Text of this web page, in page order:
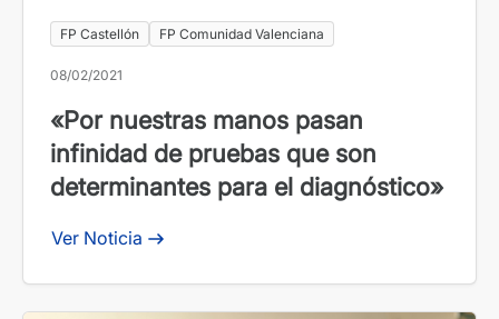
FP Castellón FP Comunidad Valenciana
08/02/2021
«Por nuestras manos pasan
infinidad de pruebas que son
determinantes para el diagnóstico»
Ver Noticia